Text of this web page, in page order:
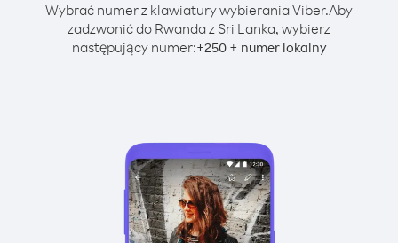
Wybrać numer z klawiatury wybierania Viber.Aby
zadzwonić do Rwanda z Sri Lanka, wybierz
następujący numer:+250+ numer lokalny